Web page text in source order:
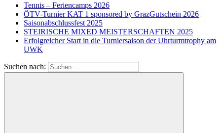
Tennis – Feriencamps 2026
ÖTV-Turnier KAT 1 sponsored by GrazGutschein 2026
Saisonabschlussfest 2025
STEIRISCHE MIXED MEISTERSCHAFTEN 2025
Erfolgreicher Start in die Turniersaison der Uhrturmtrophy am
UWK
Suchen nach: